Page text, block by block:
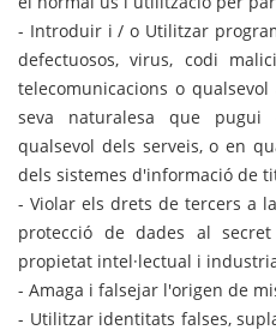
- Introduir i / o Utilitzar
defectuosos, virus, codi
telecomunicacions o
seva naturalesa que
qualsevol dels serveis, o en
dels sistemes d'informació de
- Violar els drets de tercers a
protecció de dades al
propietat intel·lectual i
- Amaga i falsejar l'origen de
- Utilitzar identitats falses,